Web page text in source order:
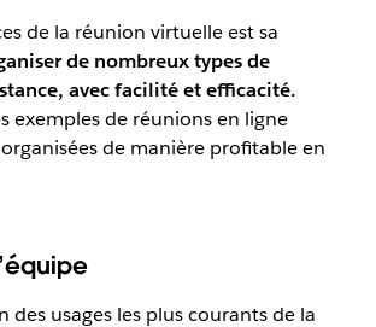
de la réunion virtuelle est sa
de nombreux types de
avec facilité et efficacité.
exemples de réunions en ligne
de manière profitable en
des usages les plus courants de la